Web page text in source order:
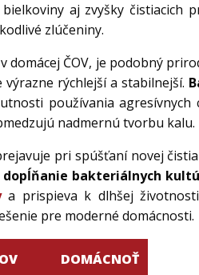
aj zvyšky čistiacich
zlúčeniny.
domácej ČOV, je podobný
rýchlejší a stabilnejší.
používania agresívnych
nadmernú tvorbu kalu.
pri spúšťaní novej
dopĺňanie bakteriálnych
a prispieva k dlhšej životnosti
pre moderné domácnosti.
DOMÁCNOŤ